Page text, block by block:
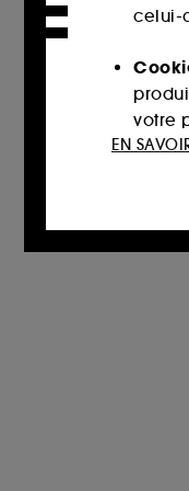
LOLITA
MAISON
MARC
MIU MIU (3)
MUGLER (15)
celui-
votre
EN